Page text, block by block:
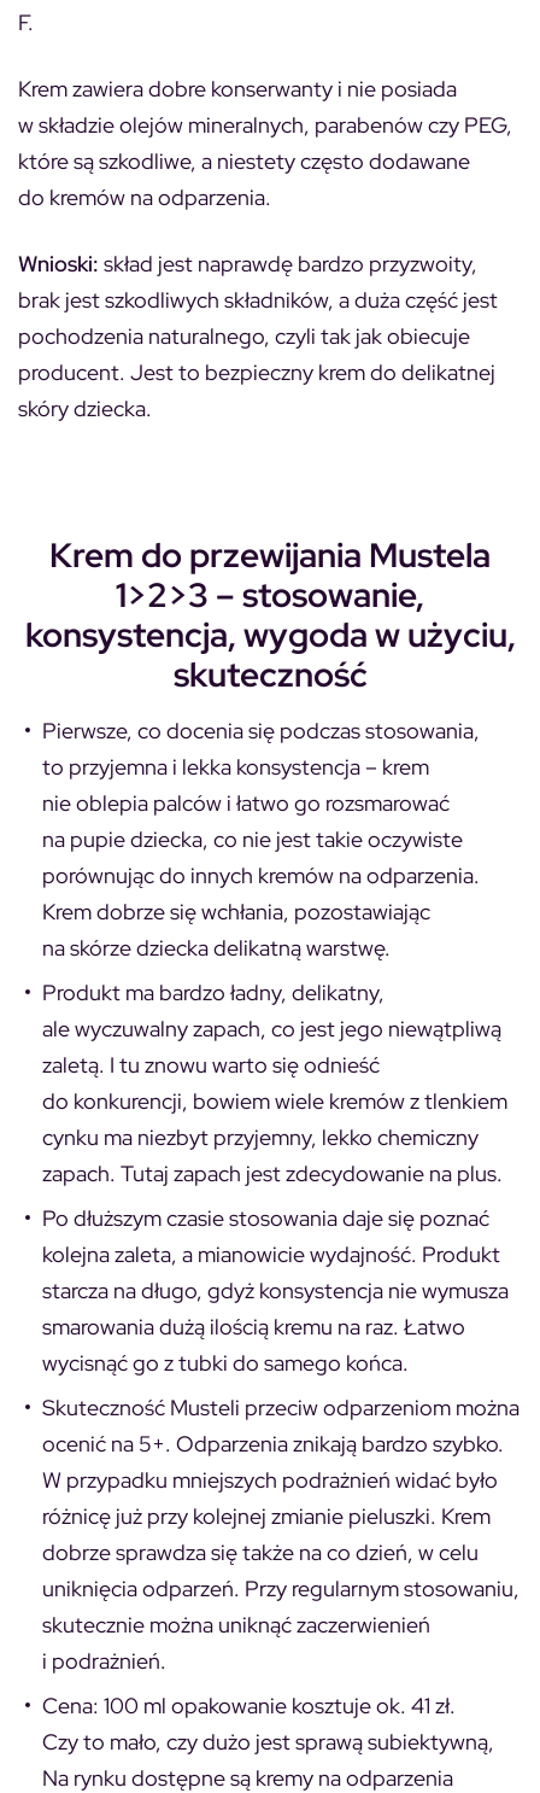
F.
Krem zawiera dobre konserwanty i nie posiada
w składzie olejów mineralnych, parabenów czy PEG,
które są szkodliwe, a niestety często dodawane
do kremów na odparzenia.
Wnioski: skład jest naprawdę bardzo przyzwoity,
brak jest szkodliwych składników, a duża część jest
pochodzenia naturalnego, czyli tak jak obiecuje
producent. Jest to bezpieczny krem do delikatnej
skóry dziecka.
Krem do przewijania Mustela
1>2>3 – stosowanie,
konsystencja, wygoda w użyciu,
skuteczność
Pierwsze, co docenia się podczas stosowania,
to przyjemna i lekka konsystencja – krem
nie oblepia palców i łatwo go rozsmarować
na pupie dziecka, co nie jest takie oczywiste
porównując do innych kremów na odparzenia.
Krem dobrze się wchłania, pozostawiając
na skórze dziecka delikatną warstwę.
Produkt ma bardzo ładny, delikatny,
ale wyczuwalny zapach, co jest jego niewątpliwą
zaletą. I tu znowu warto się odnieść
do konkurencji, bowiem wiele kremów z tlenkiem
cynku ma niezbyt przyjemny, lekko chemiczny
zapach. Tutaj zapach jest zdecydowanie na plus.
Po dłuższym czasie stosowania daje się poznać
kolejna zaleta, a mianowicie wydajność. Produkt
starcza na długo, gdyż konsystencja nie wymusza
smarowania dużą ilością kremu na raz. Łatwo
wycisnąć go z tubki do samego końca.
Skuteczność Musteli przeciw odparzeniom można
ocenić na 5+. Odparzenia znikają bardzo szybko.
W przypadku mniejszych podrażnień widać było
różnicę już przy kolejnej zmianie pieluszki. Krem
dobrze sprawdza się także na co dzień, w celu
uniknięcia odparzeń. Przy regularnym stosowaniu,
skutecznie można uniknąć zaczerwienień
i podrażnień.
Cena: 100 ml opakowanie kosztuje ok. 41 zł.
Czy to mało, czy dużo jest sprawą subiektywną,
Na rynku dostępne są kremy na odparzenia